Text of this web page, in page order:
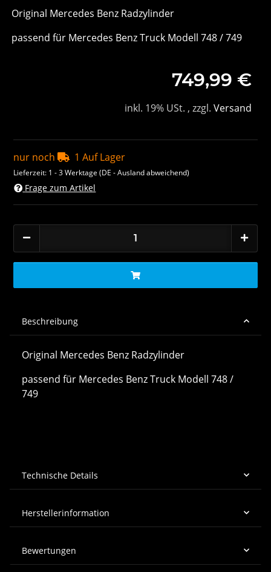
Original Mercedes Benz Radzylinder
passend für Mercedes Benz Truck Modell 748 / 749
749,99 €
inkl. 19% USt. , zzgl. Versand
nur noch 1 Auf Lager
Lieferzeit: 1 - 3 Werktage(DE - Ausland abweichend)
Frage zum Artikel
Beschreibung
Original Mercedes Benz Radzylinder
passend für Mercedes Benz Truck Modell 748 /
749
Technische Details
Herstellerinformation
Bewertungen